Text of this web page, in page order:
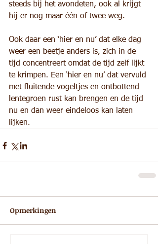
steeds bij het avondeten, ook al krijgt
hij er nog maar één of twee weg.
Ook daar een ‘hier en nu’ dat elke dag
weer een beetje anders is, zich in de
tijd concentreert omdat de tijd zelf lijkt
te krimpen. Een ‘hier en nu’ dat vervuld
met fluitende vogeltjes en ontbottend
lentegroen rust kan brengen en de tijd
nu en dan weer eindeloos kan laten
lijken.
Opmerkingen